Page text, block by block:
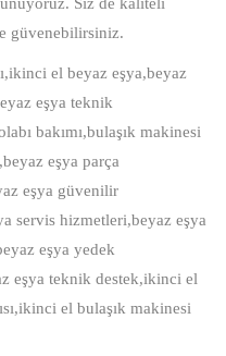
güvenebilirsiniz.
el beyaz eşya,beyaz
eşya teknik
bakımı,bulaşık makinesi
eşya parça
eşya güvenilir
servis hizmetleri,beyaz eşya
eşya yedek
eşya teknik destek,ikinci el
el bulaşık makinesi